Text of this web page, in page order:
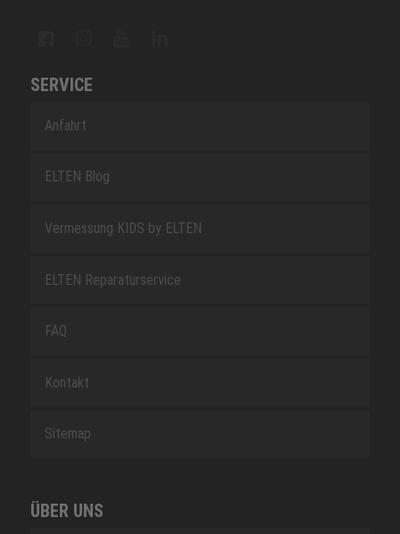
SERVICE
Anfahrt
ELTEN Blog
Vermessung KIDS by ELTEN
ELTEN Reparaturservice
FAQ
Kontakt
Sitemap
ÜBER UNS